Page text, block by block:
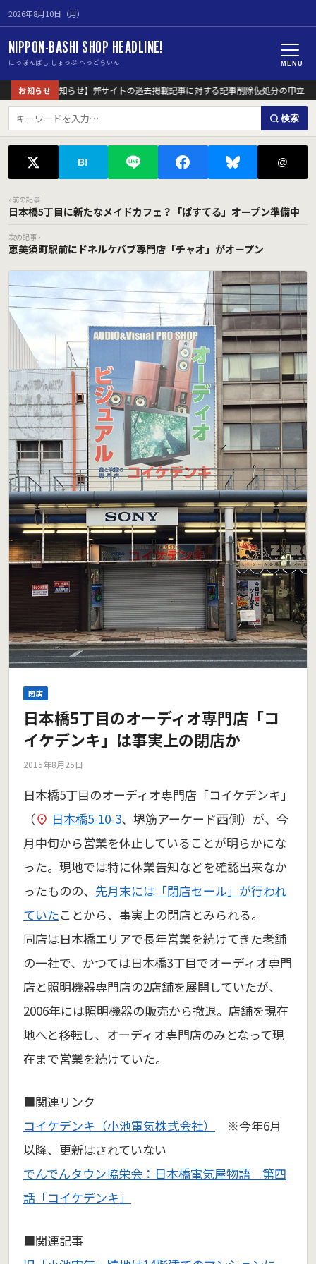
2026年8月10日（月）
NIPPON-BASHI SHOP HEADLINE!
にっぽんばし しょっぷ へっどらいん MENU
お知らせ
【重要なお知らせ】弊サイトの過去掲載記事に対する記事削除仮処分の申立につ
検索
B! @
‹ 前の記事
日本橋5丁目に新たなメイドカフェ？「ぱすてる」オープン準備中
次の記事 ›
恵美須町駅前にドネルケバブ専門店「チャオ」がオープン
閉店
日本橋5丁目のオーディオ専門店「コ
イケデンキ」は事実上の閉店か
2015年8月25日
日本橋5丁目のオーディオ専門店「コイケデンキ」
（
日本橋5-10-3、堺筋アーケード西側）が、今
月中旬から営業を休止していることが明らかにな
った。現地では特に休業告知などを確認出来なか
ったものの、 先月末には「閉店セール」が行われ
ていたことから、事実上の閉店とみられる。
同店は日本橋エリアで長年営業を続けてきた老舗
の一社で、かつては日本橋3丁目でオーディオ専門
店と照明機器専門店の2店舗を展開していたが、
2006年には照明機器の販売から撤退。店舗を現在
地へと移転し、オーディオ専門店のみとなって現
在まで営業を続けていた。
■関連リンク
コイケデンキ（小池電気株式会社）
※今年6月
以降、更新はされていない
でんでんタウン協栄会：日本橋電気屋物語 第四
話「コイケデンキ」
■関連記事